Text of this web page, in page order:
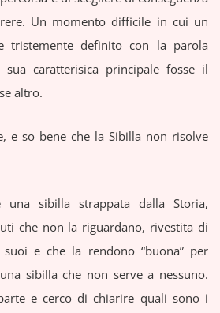
Un momento difficile in cui un
tristemente definito con la parola
sua caratterisica principale fosse il
altro.
e so bene che la Sibilla non risolve
una sibilla strappata dalla Storia,
che non la riguardano, rivestita di
e che la rendono “buona” per
sibilla che non serve a nessuno.
e cerco di chiarire quali sono i